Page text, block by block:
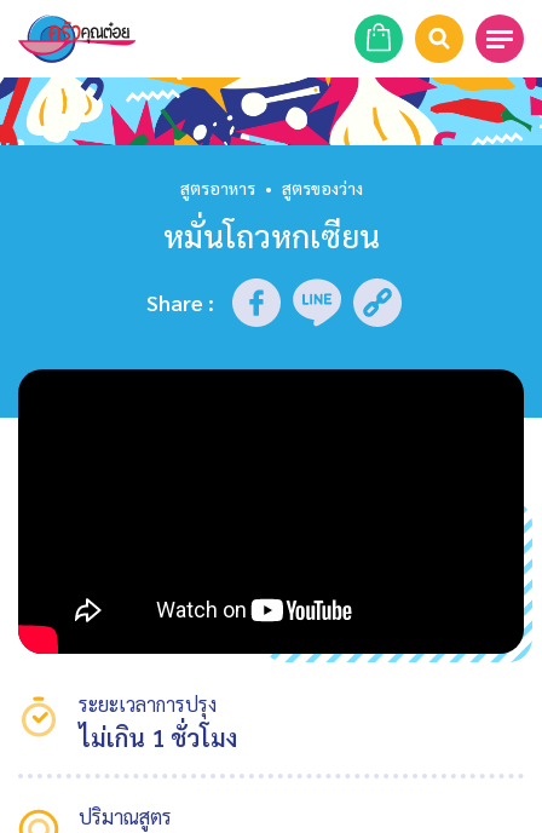
หน้าแรก
รายการย้อนหลัง
สูตรอาหาร • สูตรของว่าง
หมั่นโถวหกเซียน
Share :
ระยะเวลาการปรุง
ไม่เกิน 1 ชั่วโมง
ปริมาณสูตร